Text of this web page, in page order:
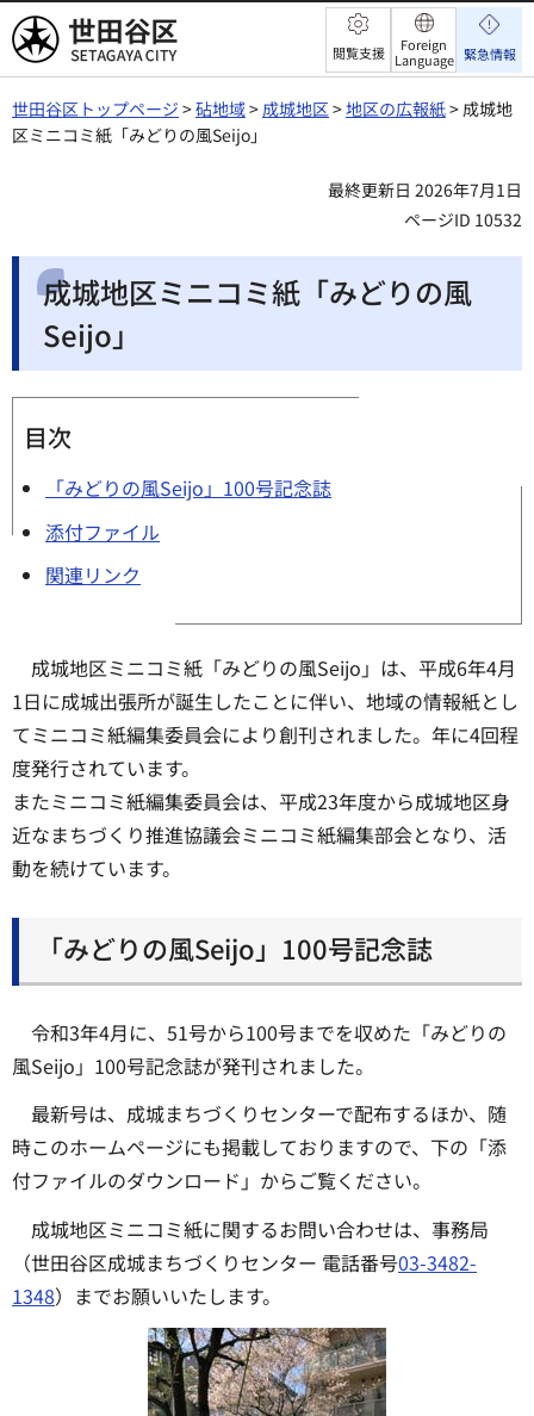
世田谷区 閲覧支援
Foreign
Language 緊急情報
世田谷区トップページ >砧地域> 成城地区>地区の広報紙> 成城地
区ミニコミ紙「みどりの風Seijo」
最終更新日 2026年7月1日
ページID 10532
成城地区ミニコミ紙「みどりの風
Seijo」
目次
「みどりの風Seijo」100号記念誌
添付ファイル
関連リンク
成城地区ミニコミ紙「みどりの風Seijo」は、平成6年4月
1日に成城出張所が誕生したことに伴い、地域の情報紙とし
てミニコミ紙編集委員会により創刊されました。年に4回程
度発行されています。
またミニコミ紙編集委員会は、平成23年度から成城地区身
近なまちづくり推進協議会ミニコミ紙編集部会となり、活
動を続けています。
「みどりの風Seijo」100号記念誌
令和3年4月に、51号から100号までを収めた「みどりの
風Seijo」100号記念誌が発刊されました。
最新号は、成城まちづくりセンターで配布するほか、随
時このホームページにも掲載しておりますので、下の「添
付ファイルのダウンロード」からご覧ください。
成城地区ミニコミ紙に関するお問い合わせは、事務局
（世田谷区成城まちづくりセンター 電話番号03-3482-
1348）までお願いいたします。